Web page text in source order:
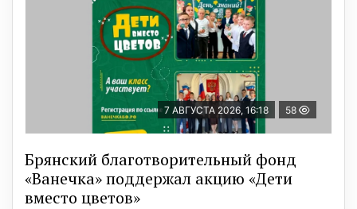
7 АВГУСТА 2026, 16:18 58
Брянский благотворительный фонд
«Ванечка» поддержал акцию «Дети
вместо цветов»